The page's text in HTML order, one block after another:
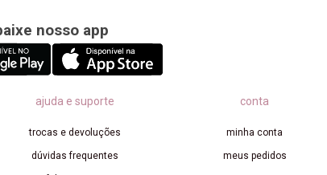
nosso app
ajuda e suporte
trocas e devoluções
dúvidas frequentes
conta
minha conta
meus pedidos